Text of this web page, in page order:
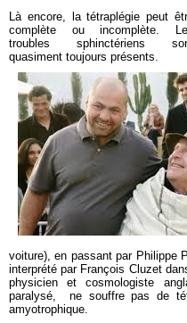
Là encore, la tétraplégie peut
complète ou incomplète.
troubles sphinctériens
quasiment toujours présents.
voiture), en passant par Philippe
interprété par François Cluzet
physicien et cosmologiste
paralysé, ne souffre pas de
amyotrophique.